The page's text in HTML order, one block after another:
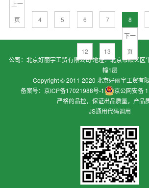
上一
页
4 5 6 7 8
12 13
下一
页
公司：北京好丽宇工贸有限公司 地址：北京市顺义区
幢1层
Copyright © 2011-2020 北京好丽宇工贸有
备案号：京ICP备17021988号-1
京公网安备
严格的品控，保证出品质量，产品
JS通用代码调用